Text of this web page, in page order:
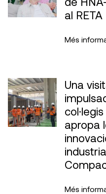
al RETA
Més
Una
apropa
Més